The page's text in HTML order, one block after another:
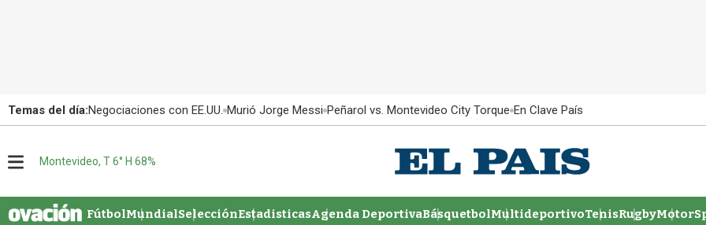
Temas del día:Negociaciones con EE.UU. Murió Jorge Messi Peñarol vs. Montevideo City Torque En Clave País
u
Montevideo, T 6° H 68%
FútbolMundialSelecciónEstadisticasAgenda DeportivaBásquetbolMultideportivoTenisRugby